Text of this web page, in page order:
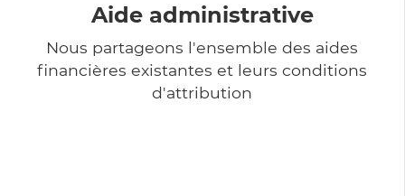
Aide administrative
Nous partageons l'ensemble des aides
financières existantes et leurs conditions
d'attribution